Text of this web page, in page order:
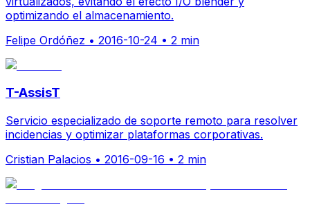
optimizando el almacenamiento.
Felipe Ordóñez • 2016-10-24 • 2 min
T-AssisT
Servicio especializado de soporte remoto para resolver
incidencias y optimizar plataformas corporativas.
Cristian Palacios • 2016-09-16 • 2 min